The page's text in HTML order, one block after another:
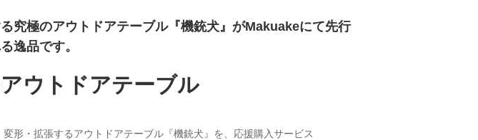
究極のアウトドアテーブル『機銃犬』がMakuakeにて先行
逸品です。
ウトドアテーブル
形・拡張するアウトドアテーブル『機銃犬』を、応援購入サービス